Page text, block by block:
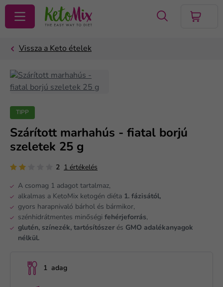
KERESÉS
TIPP
Szárított marhahús - fiatal borjú
szeletek 25 g
2 1 értékelés
A csomag 1 adagot tartalmaz,
alkalmas a KetoMix ketogén diéta 1. fázisától,
gyors harapnivaló bárhol és bármikor,
szénhidrátmentes minőségi fehérjeforrás,
glutén, színezék, tartósítószer és GMO adalékanyagok
nélkül.
1 adag